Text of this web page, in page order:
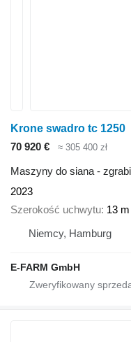
Krone swadro tc 1250
70 920 €
≈ 305 400 zł
Maszyny do siana -
2023
Szerokość uchwytu 13 m
Niemcy, Hamburg
E-FARM GmbH